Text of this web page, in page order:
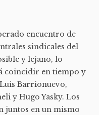
encuentro de
sindicales del
y lejano, lo
coincidir en tiempo y
Barrionuevo,
y Hugo Yasky. Los
juntos en un mismo